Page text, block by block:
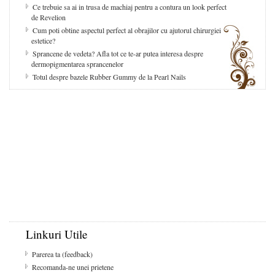
Ce trebuie sa ai in trusa de machiaj pentru a contura un look perfect
de Revelion
Cum poti obtine aspectul perfect al obrajilor cu ajutorul chirurgiei
estetice?
Sprancene de vedeta? Afla tot ce te-ar putea interesa despre
dermopigmentarea sprancenelor
Totul despre bazele Rubber Gummy de la Pearl Nails
Linkuri Utile
Parerea ta (feedback)
Recomanda-ne unei prietene